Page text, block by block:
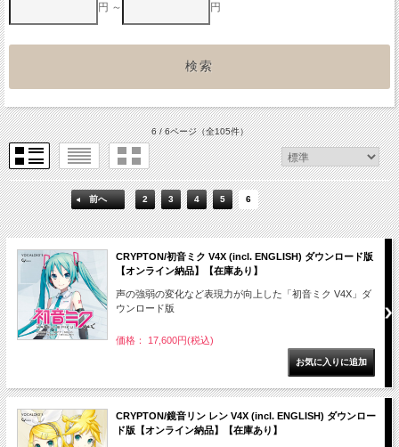
円 ～
円
6 / 6ページ（全105件）
前へ 2 3 4 5 6
CRYPTON/初音ミク V4X (incl. ENGLISH) ダウンロード版
【オンライン納品】【在庫あり】
声の強弱の変化など表現力が向上した「初音ミク V4X」ダ
ウンロード版
価格： 17,600円(税込)
CRYPTON/鏡音リン レン V4X (incl. ENGLISH) ダウンロー
ド版【オンライン納品】【在庫あり】